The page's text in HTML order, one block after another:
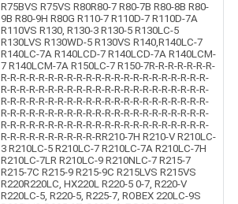
R75BVS R75VS R80R80-7 R80-7B R80-8B R80-
9B R80-9H R80G R110-7 R110D-7 R110D-7A
R110VS R130, R130-3 R130-5 R130LC-5
R130LVS R130WD-5 R130VS R140,R140LC-7
R140LC-7A R140LCD-7 R140LCD-7A R140LCM-
7 R140LCM-7A R150LC-7 R150-7R-R-R-R-R-R-R-
R-R-R-R-R-R-R-R-R-R-R-R-R-R-R-R-R-R-R-R-R-R-
R-R-R-R-R-R-R-R-R-R-R-R-R-R-R-R-R-R-R-R-R-R-
R-R-R-R-R-R-R-R-R-R-R-R-R-R-R-R-R-R-R-R-R-R-
R-R-R-R-R-R-R-R-R-R-R-R-R-R-R-R-R-R-R-R-R-R-
R-R-R-R-R-R-R-R-R-R-R-R-R-R-R-R-R-R-R-R-R-R-
R-R-R-R-R-R-R-R-R-R-RR210-7H R210-V R210LC-
3 R210LC-5 R210LC-7 R210LC-7A R210LC-7H
R210LC-7LR R210LC-9 R210NLC-7 R215-7
R215-7C R215-9 R215-9C R215LVS R215VS
R220R220LC, HX220L R220-5 0-7, R220-V
R220LC-5, R220-5, R225-7, ROBEX 220LC-9S